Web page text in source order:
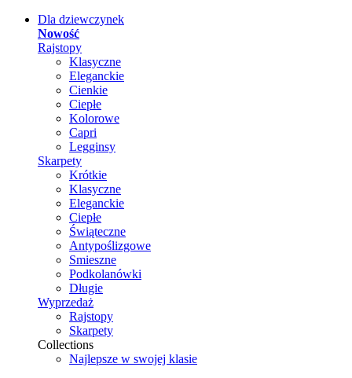
Dla dziewczynek
Nowość
Rajstopy
Klasyczne
Eleganckie
Cienkie
Ciepłe
Kolorowe
Capri
Legginsy
Skarpety
Krótkie
Klasyczne
Eleganckie
Ciepłe
Świąteczne
Antypoślizgowe
Smieszne
Podkolanówki
Długie
Wyprzedaż
Rajstopy
Skarpety
Collections
Najlepsze w swojej klasie